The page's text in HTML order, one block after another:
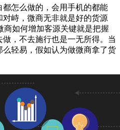
怎么做的，会用手机的都能
峙，微商无非就是好的货源
商如何增加客源关键就是把握
，不去施行也是一无所得。当
轻易，假如认为做微商拿了货